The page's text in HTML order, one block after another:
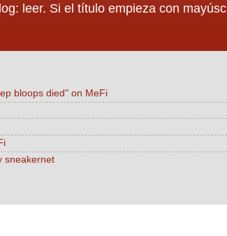
leer. Si el título empieza con
bloops died" on MeFi
sneakernet